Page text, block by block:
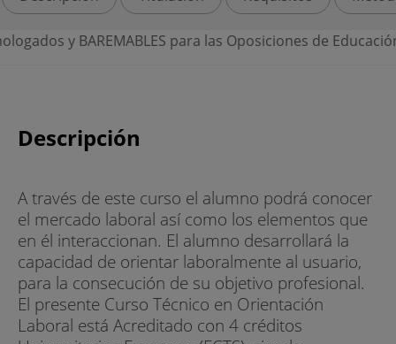
y BAREMABLES para las Oposiciones de Educación.
Descripción
A través de este curso el alumno podrá conocer
el mercado laboral así como los elementos que
en él interaccionan. El alumno desarrollará la
capacidad de orientar laboralmente al usuario,
para la consecución de su objetivo profesional.
El presente Curso Técnico en Orientación
Laboral está Acreditado con 4 créditos